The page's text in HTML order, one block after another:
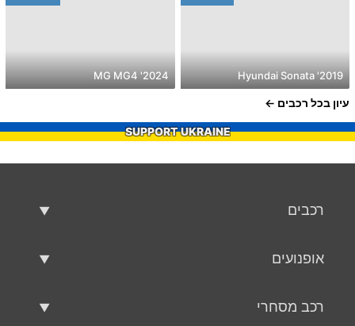
2019' Hyundai Sonata
2024' MG MG4
עיון בכל רכבים
SUPPORT UKRAINE
רכבים
אופנועים
רכב מסחרי